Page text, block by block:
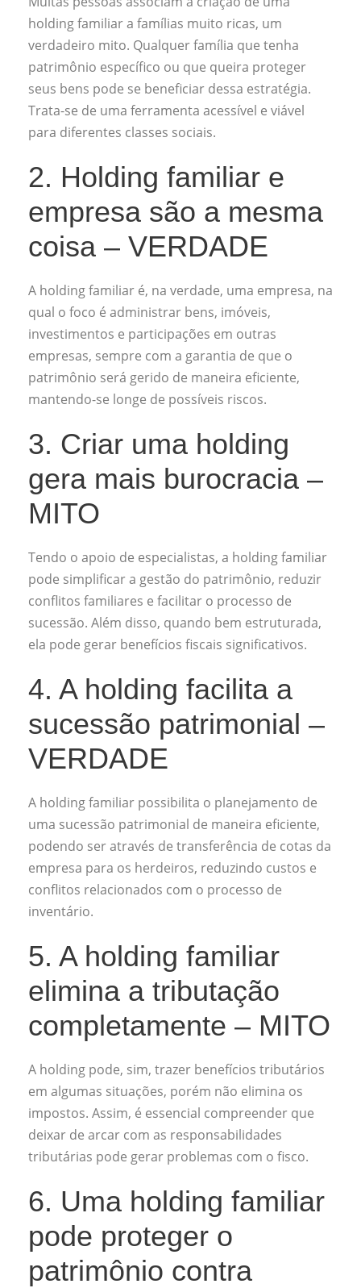
holding familiar a famílias muito ricas, um
verdadeiro mito. Qualquer família que tenha
patrimônio específico ou que queira proteger
seus bens pode se beneficiar dessa estratégia.
Trata-se de uma ferramenta acessível e viável
para diferentes classes sociais.
2. Holding familiar e
empresa são a mesma
coisa – VERDADE
A holding familiar é, na verdade, uma empresa, na
qual o foco é administrar bens, imóveis,
investimentos e participações em outras
empresas, sempre com a garantia de que o
patrimônio será gerido de maneira eficiente,
mantendo-se longe de possíveis riscos.
3. Criar uma holding
gera mais burocracia –
MITO
Tendo o apoio de especialistas, a holding familiar
pode simplificar a gestão do patrimônio, reduzir
conflitos familiares e facilitar o processo de
sucessão. Além disso, quando bem estruturada,
ela pode gerar benefícios fiscais significativos.
4. A holding facilita a
sucessão patrimonial –
VERDADE
A holding familiar possibilita o planejamento de
uma sucessão patrimonial de maneira eficiente,
podendo ser através de transferência de cotas da
empresa para os herdeiros, reduzindo custos e
conflitos relacionados com o processo de
inventário.
5. A holding familiar
elimina a tributação
completamente – MITO
A holding pode, sim, trazer benefícios tributários
em algumas situações, porém não elimina os
impostos. Assim, é essencial compreender que
deixar de arcar com as responsabilidades
tributárias pode gerar problemas com o fisco.
6. Uma holding familiar
pode proteger o
patrimônio contra